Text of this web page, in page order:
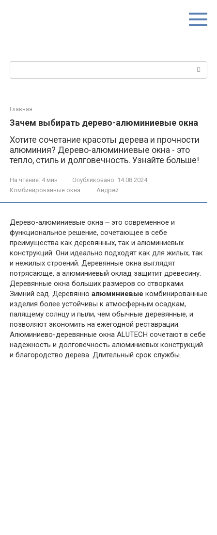
Главная
Зачем выбирать дерево-алюминиевые окна
Хотите сочетание красоты дерева и прочности
алюминия? Дерево-алюминиевые окна - это
тепло, стиль и долговечность. Узнайте больше!
На чтение: 4 мин Опубликовано: 14.08.2024
Комбинированные окна
Андрей
Дерево-алюминиевые окна ⏤ это современное и
функциональное решение, сочетающее в себе
преимущества как деревянных, так и алюминиевых
конструкций. Они идеально подходят как для жилых, так
и нежилых строений. Деревянные окна выглядят
потрясающе, а алюминиевый оклад защитит древесину.
Деревянные окна больших размеров со створками.
Зимний сад. Деревянно алюминиевые комбинированные
изделия более устойчивы к атмосферным осадкам,
палящему солнцу и пыли, чем обычные деревянные, и
позволяют экономить на ежегодной реставрации.
Алюминиево-деревянные окна ALUTECH сочетают в себе
надежность и долговечность алюминиевых конструкций
и благородство дерева. Длительный срок службы.